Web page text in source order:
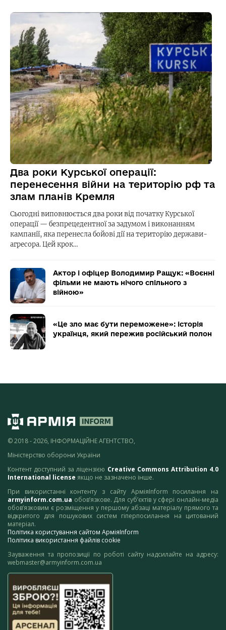
Два роки Курської операції:
перенесення війни на територію рф та
злам планів Кремля
Сьогодні виповнюється два роки від початку Курської
операції — безпрецедентної за задумом і виконанням
кампанії, яка перенесла бойові дії на територію держави-
агресора. Цей крок…
Актор і офіцер Володимир Ращук: «Воєнні
фільми не мають нічого спільного з
війною»
«Це зло має бути переможене»: історія
українця, який пережив російський полон
© 2018 - 2026, ІНФОРМАЦІЙНЕ АГЕНТСТВО,
Міністерство оборони України
Контент доступний за ліцензією Creative Commons Attribution 4.0
International license якщо не зазначено інше.
При використанні контенту з сайту АрміяInform посилання на
armyinform.com.ua обов’язкове. Для суб’єктів у сфері онлайн-медіа
обов’язковим є розміщення у першому абзаці матеріалу прямого та
відкритого для пошукових систем гіперпосилання на цитований
матеріал.
Політика користування сайтом АрміяInform
Політика використання файлів cookie
Зауваження та пропозиції по роботі сайту надсилайте на адресу:
webmaster@armyinform.com.ua